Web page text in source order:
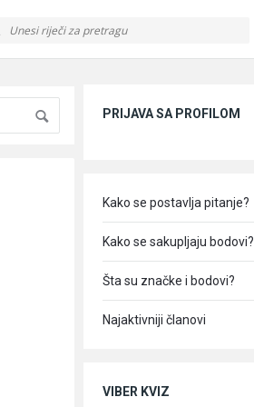
PRIJAVA SA PROFILOM
Kako se postavlja pitanje?
Kako se sakupljaju bodovi?
Šta su značke i bodovi?
Najaktivniji članovi
VIBER KVIZ